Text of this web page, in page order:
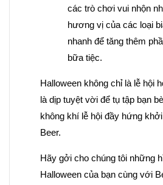
các trò chơi vui nhộn
hương vị của các loại
nhanh để tăng thêm
bữa tiệc.
Halloween không chỉ là lễ hội
là dịp tuyệt vời để tụ tập bạn
không khí lễ hội đầy hứng
Beer.
Hãy gởi cho chúng tôi những
Halloween của bạn cùng với